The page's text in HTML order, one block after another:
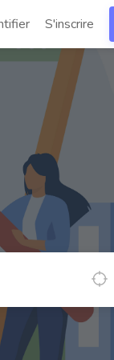
S'inscrire